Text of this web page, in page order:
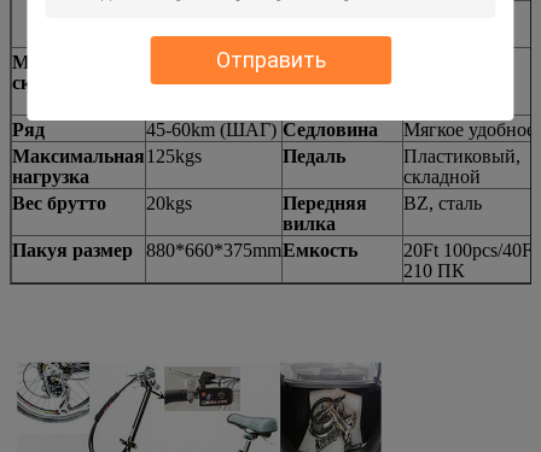
Отправить
4-6h
Максимальная
скорость
25km/h (ЕС),
32km/h
Задний шкаф
Ряд 45-60km (ШАГ) Седловина
Мягкое удобное
Максимальная
нагрузка
125kgs Педаль
Пластиковый,
складной
Вес брутто
20kgs
Передняя
вилка
BZ, сталь
Пакуя размер 880*660*375mmЕмкость
20Ft 100pcs/40Ft
210 ПК